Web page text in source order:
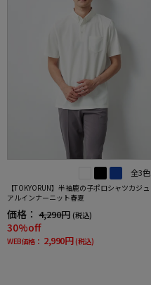
全3色
【TOKYORUN】半袖鹿の子ポロシャツカジュ
アルインナーニット春夏
価格： 4,290円 (税込)
30%off
WEB価格： 2,990円 (税込)